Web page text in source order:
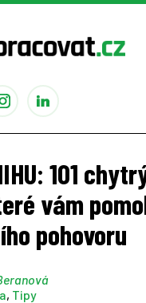
101
vám
pohovoru
, Tipy